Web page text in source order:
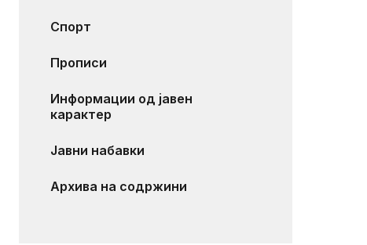
Спорт
Прописи
Информации од јавен
карактер
Јавни набавки
Архива на содржини